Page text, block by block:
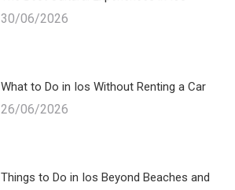
30/06/2026
What to Do in Ios Without Renting a Car
26/06/2026
Things to Do in Ios Beyond Beaches and